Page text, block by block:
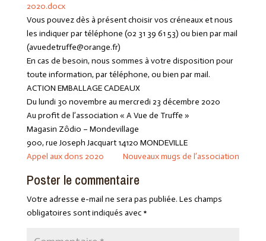
2020.docx
Vous pouvez dès à présent choisir vos créneaux et nous
les indiquer par téléphone (02 31 39 61 53) ou bien par mail
(avuedetruffe@orange.fr)
En cas de besoin, nous sommes à votre disposition pour
toute information, par téléphone, ou bien par mail.
ACTION EMBALLAGE CADEAUX
Du lundi 30 novembre au mercredi 23 décembre 2020
Au profit de l’association « A Vue de Truffe »
Magasin Zôdio – Mondevillage
900, rue Joseph Jacquart 14120 MONDEVILLE
Appel aux dons 2020
Nouveaux mugs de l’association
Poster le commentaire
Votre adresse e-mail ne sera pas publiée. Les champs
obligatoires sont indiqués avec *